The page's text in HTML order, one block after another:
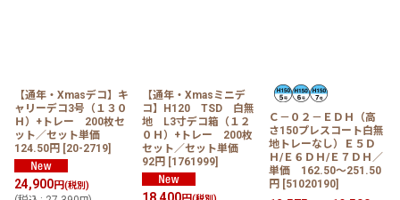
【通年・Xmasデコ】キ
ャリーデコ3号（１３０
Ｈ）+トレー 200枚セ
ット／セット単価
124.50円 [20-2719]
24,900円(税別)
【通年・Xmasミニデ
コ】H120 TSD 白無
地 L3寸デコ箱（１２
０Ｈ）+トレー 200枚
セット／セット単価
92円 [1761999]
Ｃ－０２－ＥＤＨ（高
さ150プレスコート白無
地トレーなし）Ｅ５Ｄ
Ｈ/Ｅ６ＤＨ/Ｅ７ＤＨ／
単価 162.50〜251.50
円 [51020190]